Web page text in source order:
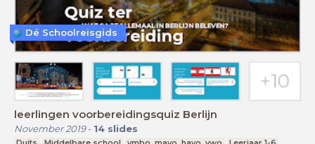
leerlingen voorbereidingsquiz Berlijn
November 2019- 14 slides
Dé Schoolreisgids